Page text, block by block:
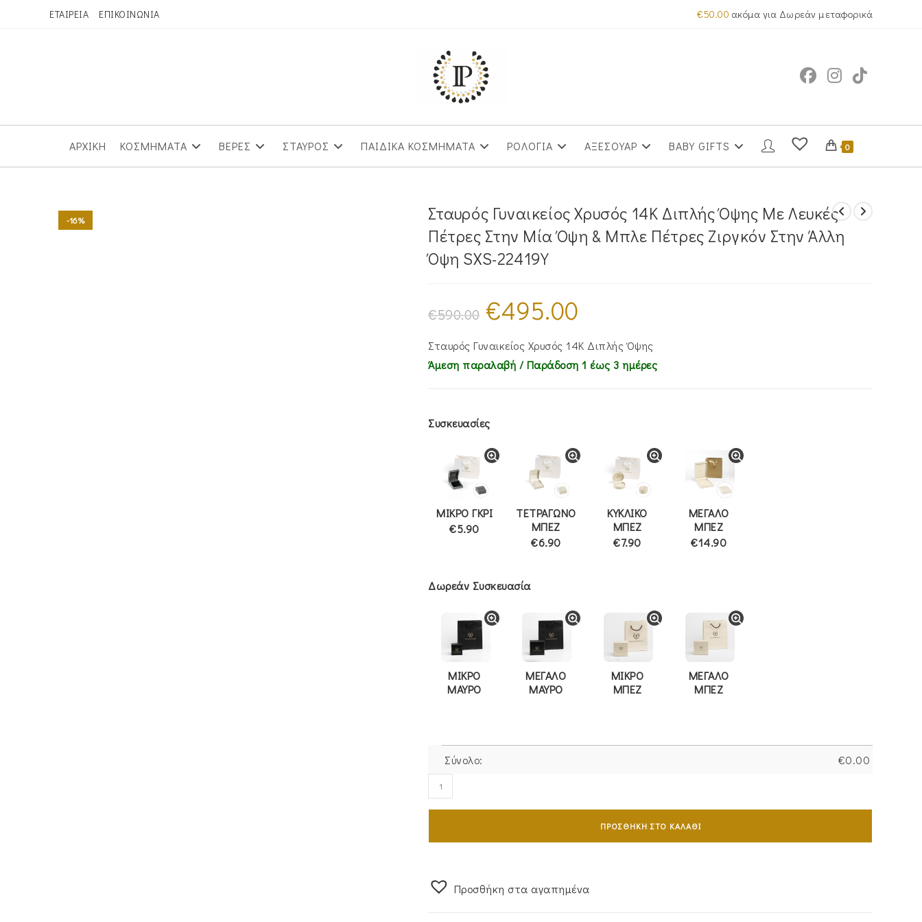
ΕΤΑΙΡΕΙΑ ΕΠΙΚΟΙΝΩΝΙΑ €50.00 ακόμα για Δωρεάν μεταφορικά
ΑΡΧΙΚΗ ΚΟΣΜΗΜΑΤΑ ΒΕΡΕΣ ΣΤΑΥΡΟΣ ΠΑΙΔΙΚΑ ΚΟΣΜΗΜΑΤΑ ΡΟΛΟΓΙΑ ΑΞΕΣΟΥΑΡ BABY GIFTS 0
-16%
Σταυρός Γυναικείος Χρυσός 14Κ Διπλής Όψης Με Λευκές
Πέτρες Στην Μία Όψη & Μπλε Πέτρες Ζιργκόν Στην Άλλη
Όψη SXS-22419Y
€590.00
Original
price
was:
€495.00
€495.00.
Σταυρός Γυναικείος Χρυσός 14Κ Διπλής Όψης
Άμεση παραλαβή / Παράδoση 1 έως 3 ημέρες
Συσκευασίες
ΜΙΚΡΟ ΓΚΡΙ
€5.90
ΤΕΤΡΑΓΩΝΟ
ΜΠΕΖ
€6.90
ΚΥΚΛΙΚΟ
ΜΠΕΖ
€7.90
ΜΕΓΑΛΟ
ΜΠΕΖ
€14.90
Δωρεάν Συσκευασία
ΜΙΚΡΟ
ΜΑΥΡΟ
ΜΕΓΑΛΟ
ΜΑΥΡΟ
ΜΙΚΡΟ
ΜΠΕΖ
ΜΕΓΑΛΟ
ΜΠΕΖ
Σύνολο: €0.00
Σταυρός
Γυναικείος
Με
ΠΡΟΣΘΉΚΗ ΣΤΟ ΚΑΛΆΘΙ
Προσθήκη στα αγαπημένα